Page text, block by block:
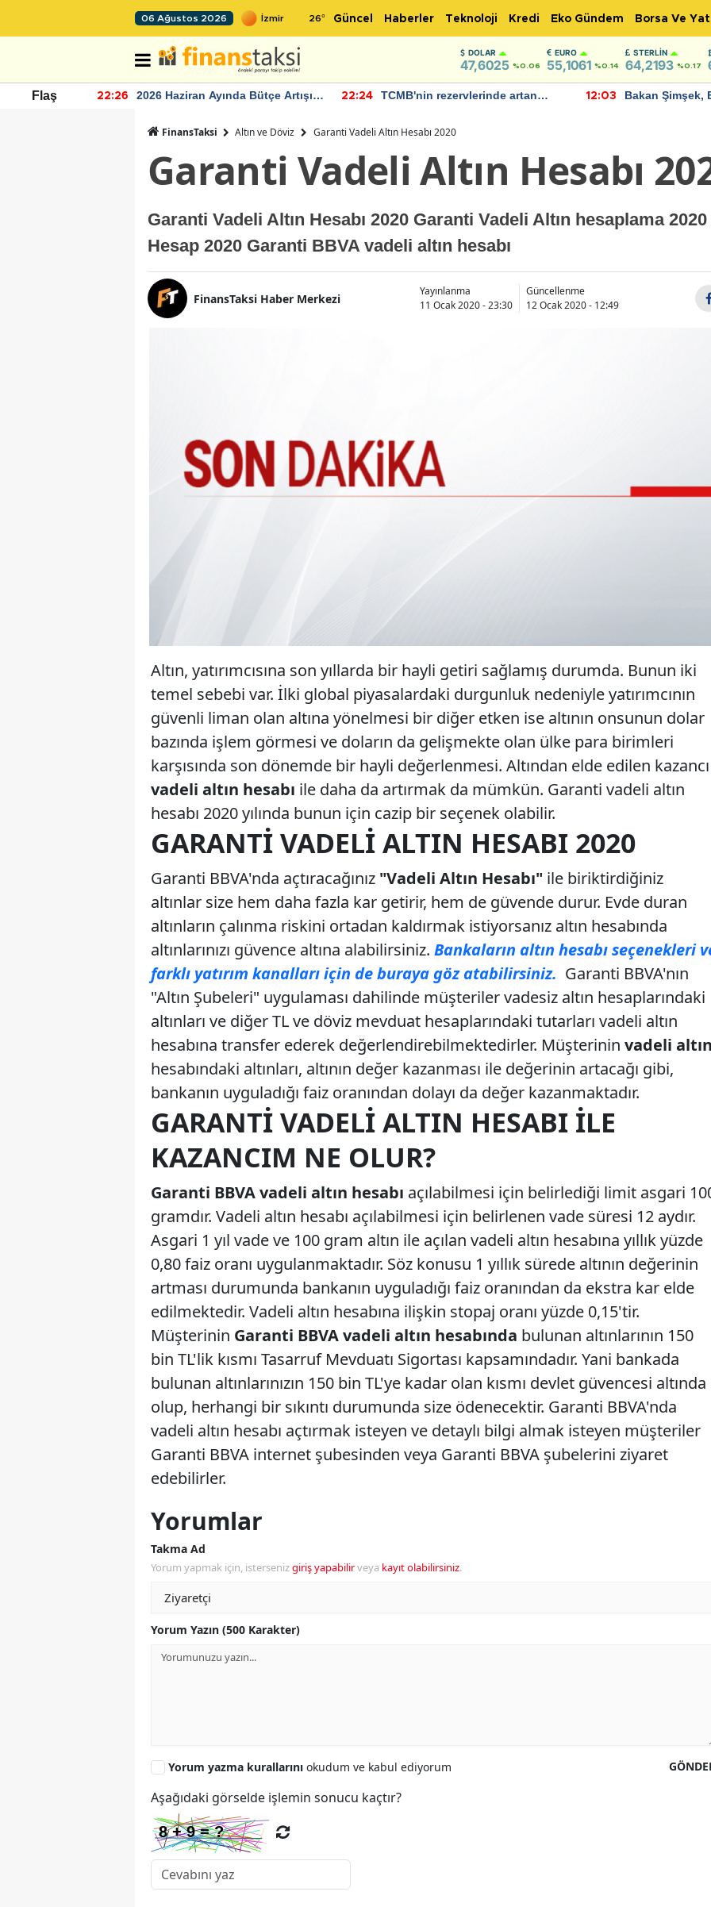
06 Ağustos 2026 26° Güncel Haberler Teknoloji Kredi Eko Gündem Borsa Ve
DOLAR
47,6025 %0.06
EURO
55,1061 %0.14
STERLIN
64,2193 %0.17
Flaş 22:26
2026 Haziran Ayında Bütçe Artışı
22:24
TCMB'nin rezervlerinde artan
12:03
Bakan Şimşek,
FinansTaksi Altın ve Döviz Garanti Vadeli Altın Hesabı 2020
Garanti Vadeli Altın Hesabı
Garanti Vadeli Altın Hesabı 2020 Garanti Vadeli Altın hesaplama
Hesap 2020 Garanti BBVA vadeli altın hesabı
FinansTaksi Haber Merkezi
Yayınlanma
11 Ocak 2020 - 23:30
Güncellenme
12 Ocak 2020 - 12:49
Altın, yatırımcısına son yıllarda bir hayli getiri sağlamış durumda. Bunun iki
temel sebebi var. İlki global piyasalardaki durgunluk nedeniyle yatırımcının
güvenli liman olan altına yönelmesi bir diğer etken ise altının onsunun dolar
bazında işlem görmesi ve doların da gelişmekte olan ülke para birimleri
karşısında son dönemde bir hayli değerlenmesi. Altından elde edilen kazancı
vadeli altın hesabı ile daha da artırmak da mümkün. Garanti vadeli altın
hesabı 2020 yılında bunun için cazip bir seçenek olabilir.
GARANTI VADELI ALTIN HESABI 2020
Garanti BBVA'nda açtıracağınız "Vadeli Altın Hesabı" ile biriktirdiğiniz
altınlar size hem daha fazla kar getirir, hem de güvende durur. Evde duran
altınların çalınma riskini ortadan kaldırmak istiyorsanız altın hesabında
altınlarınızı güvence altına alabilirsiniz. Bankaların altın hesabı seçenekleri
farklı yatırım kanalları için de buraya göz atabilirsiniz. Garanti BBVA'nın
"Altın Şubeleri" uygulaması dahilinde müşteriler vadesiz altın hesaplarındaki
altınları ve diğer TL ve döviz mevduat hesaplarındaki tutarları vadeli altın
hesabına transfer ederek değerlendirebilmektedirler. Müşterinin vadeli
hesabındaki altınları, altının değer kazanması ile değerinin artacağı gibi,
bankanın uyguladığı faiz oranından dolayı da değer kazanmaktadır.
GARANTI VADELI ALTIN HESABI İLE
KAZANCIM NE OLUR?
Garanti BBVA vadeli altın hesabı açılabilmesi için belirlediği limit asgari
gramdır. Vadeli altın hesabı açılabilmesi için belirlenen vade süresi 12 aydır.
Asgari 1 yıl vade ve 100 gram altın ile açılan vadeli altın hesabına yıllık yüzde
0,80 faiz oranı uygulanmaktadır. Söz konusu 1 yıllık sürede altının değerinin
artması durumunda bankanın uyguladığı faiz oranından da ekstra kar elde
edilmektedir. Vadeli altın hesabına ilişkin stopaj oranı yüzde 0,15'tir.
Müşterinin Garanti BBVA vadeli altın hesabında bulunan altınlarının 150
bin TL'lik kısmı Tasarruf Mevduatı Sigortası kapsamındadır. Yani bankada
bulunan altınlarınızın 150 bin TL'ye kadar olan kısmı devlet güvencesi altında
olup, herhangi bir sıkıntı durumunda size ödenecektir. Garanti BBVA'nda
vadeli altın hesabı açtırmak isteyen ve detaylı bilgi almak isteyen müşteriler
Garanti BBVA internet şubesinden veya Garanti BBVA şubelerini ziyaret
edebilirler.
Yorumlar
Takma Ad
Yorum yapmak için, istersenizgiriş yapabilirveya kayıt olabilirsiniz.
Yorum Yazın (500 Karakter)
Yorum yazma kurallarını okudum ve kabul ediyorum
Aşağıdaki görselde işlemin sonucu kaçtır?